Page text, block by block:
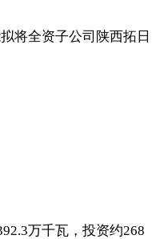
将全资子公司陕西拓日
万千瓦，投资约268